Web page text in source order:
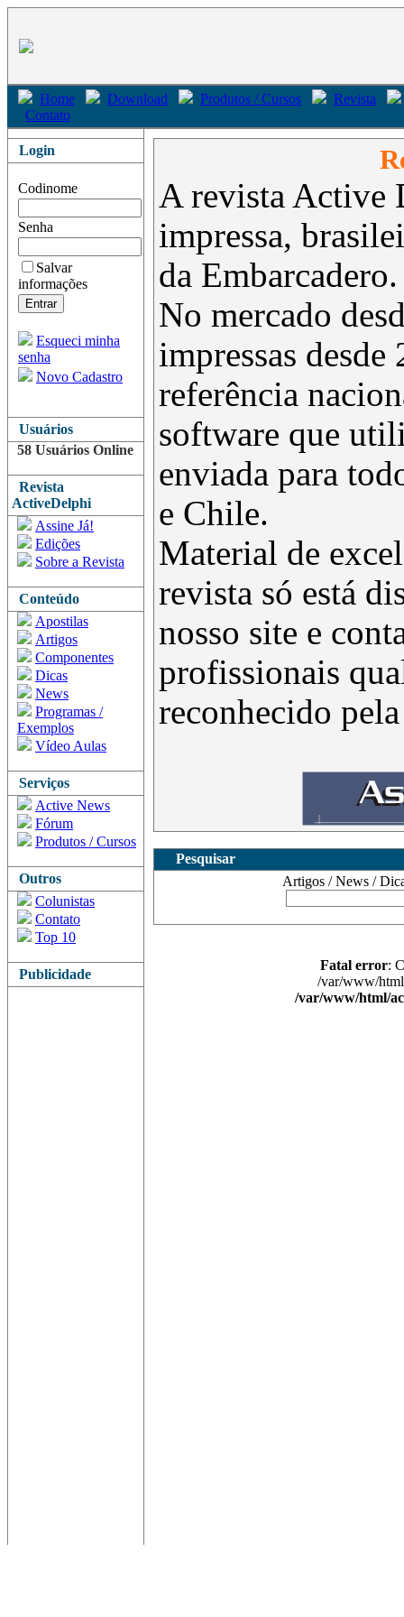
Home Download Produtos / Cursos
Revista
Contato
Login
Codinome
Senha
Salvar
informações
Esqueci minha
senha
Novo Cadastro
Usuários
58 Usuários Online
Revista
ActiveDelphi
Assine Já!
Edições
Sobre a Revista
Conteúdo
Apostilas
Artigos
Componentes
Dicas
News
Programas /
Exemplos
Vídeo Aulas
Serviços
Active News
Fórum
Produtos / Cursos
Outros
Colunistas
Contato
Top 10
Publicidade
A revista Active
impressa,
da Embarcadero.
No mercado
impressas
referência
software que
enviada para
e Chile.
Material de
revista só está
nosso site e
profissionais
reconhecido
Pesquisar
Artigos / News /
Fatal error:
/var/www/
/var/www/html/